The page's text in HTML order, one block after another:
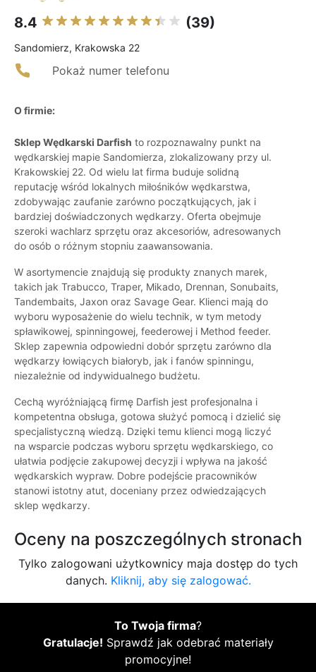
8.4 (39)
Sandomierz, Krakowska 22
Pokaż numer telefonu
O firmie:
Sklep Wędkarski Darfish to rozpoznawalny punkt na
wędkarskiej mapie Sandomierza, zlokalizowany przy ul.
Krakowskiej 22. Od wielu lat firma buduje solidną
reputację wśród lokalnych miłośników wędkarstwa,
zdobywając zaufanie zarówno początkujących, jak i
bardziej doświadczonych wędkarzy. Oferta obejmuje
szeroki wachlarz sprzętu oraz akcesoriów, adresowanych
do osób o różnym stopniu zaawansowania.
W asortymencie znajdują się produkty znanych marek,
takich jak Trabucco, Traper, Mikado, Drennan, Sonubaits,
Tandembaits, Jaxon oraz Savage Gear. Klienci mają do
wyboru wyposażenie do wielu technik, w tym metody
spławikowej, spinningowej, feederowej i Method feeder.
Sklep zapewnia odpowiedni dobór sprzętu zarówno dla
wędkarzy łowiących białoryb, jak i fanów spinningu,
niezależnie od indywidualnego budżetu.
Cechą wyróżniającą firmę Darfish jest profesjonalna i
kompetentna obsługa, gotowa służyć pomocą i dzielić się
specjalistyczną wiedzą. Dzięki temu klienci mogą liczyć
na wsparcie podczas wyboru sprzętu wędkarskiego, co
ułatwia podjęcie zakupowej decyzji i wpływa na jakość
wędkarskich wypraw. Dobre podejście pracowników
stanowi istotny atut, doceniany przez odwiedzających
sklep wędkarzy.
Oceny na poszczególnych stronach
Tylko zalogowani użytkownicy maja dostęp do tych
danych. Kliknij, aby się zalogować.
To Twoja firma?
Gratulacje! Sprawdź jak odebrać materiały
promocyjne!